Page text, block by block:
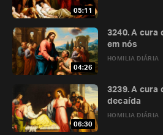
05:11
04:26
HOMILIA DIÁRIA
3240. A cura
em nós
06:30
HOMILIA DIÁRIA
3239. A cura
decaída